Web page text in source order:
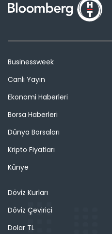
Businessweek
Canlı Yayın
Ekonomi Haberleri
Borsa Haberleri
Dünya Borsaları
Kripto Fiyatları
Künye
Döviz Kurları
Döviz Çevirici
Dolar TL